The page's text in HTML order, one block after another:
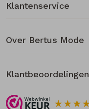
Klantenservice
Over Bertus Mode
Klantbeoordelingen